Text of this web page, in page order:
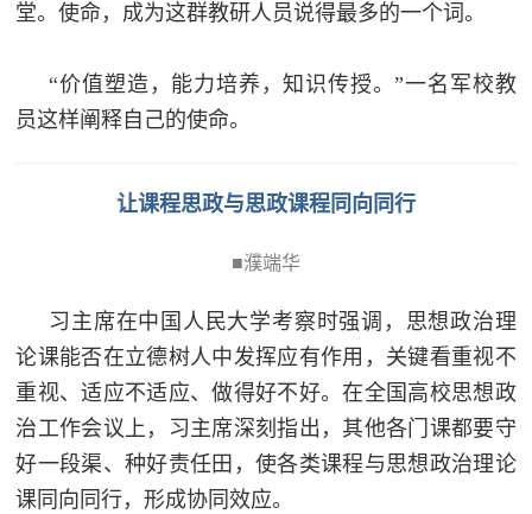
堂。使命，成为这群教研人员说得最多的一个词。
“价值塑造，能力培养，知识传授。”一名军校教
员这样阐释自己的使命。
让课程思政与思政课程同向同行
■濮端华
习主席在中国人民大学考察时强调，思想政治理
论课能否在立德树人中发挥应有作用，关键看重视不
重视、适应不适应、做得好不好。在全国高校思想政
治工作会议上，习主席深刻指出，其他各门课都要守
好一段渠、种好责任田，使各类课程与思想政治理论
课同向同行，形成协同效应。